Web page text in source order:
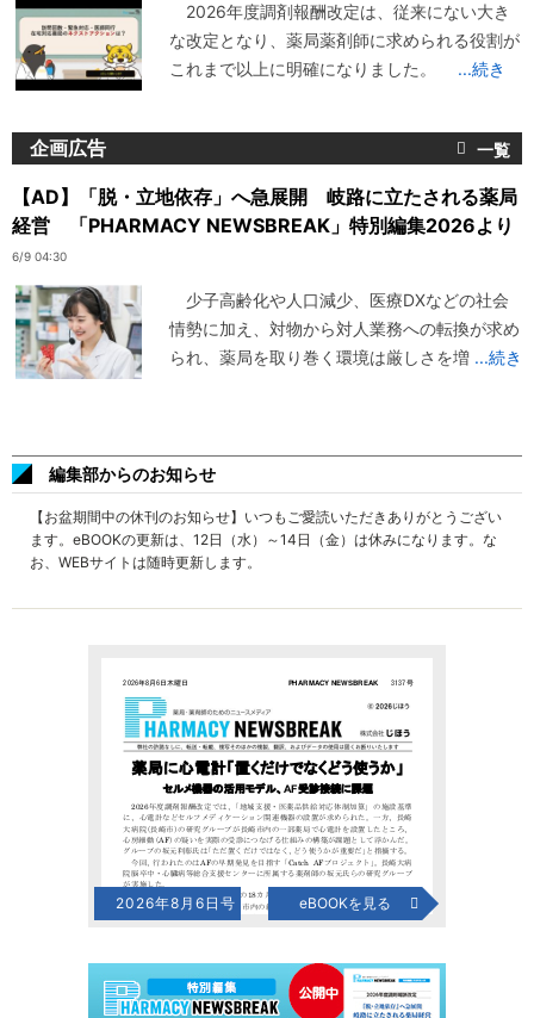
2026年度調剤報酬改定は、従来にない大き
な改定となり、薬局薬剤師に求められる役割が
これまで以上に明確になりました。
...続き
企画広告
【AD】「脱・立地依存」へ急展開 岐路に立たされる薬局
経営 「PHARMACY NEWSBREAK」特別編集2026より
6/9 04:30
少子高齢化や人口減少、医療DXなどの社会
情勢に加え、対物から対人業務への転換が求め
られ、薬局を取り巻く環境は厳しさを増 ...続き
編集部からのお知らせ
【お盆期間中の休刊のお知らせ】いつもご愛読いただきありがとうござい
ます。eBOOKの更新は、12日（水）～14日（金）は休みになります。な
お、WEBサイトは随時更新します。
2026年8月6日号 eBOOKを見る